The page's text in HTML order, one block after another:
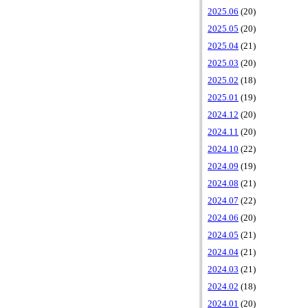
2025.06 (20)
2025.05 (20)
2025.04 (21)
2025.03 (20)
2025.02 (18)
2025.01 (19)
2024.12 (20)
2024.11 (20)
2024.10 (22)
2024.09 (19)
2024.08 (21)
2024.07 (22)
2024.06 (20)
2024.05 (21)
2024.04 (21)
2024.03 (21)
2024.02 (18)
2024.01 (20)